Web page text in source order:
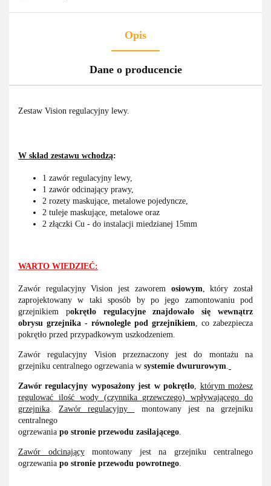
Opis
Dane o producencie
Zestaw Vision regulacyjny lewy.
W skład zestawu wchodzą:
1 zawór regulacyjny lewy,
1 zawór odcinający prawy,
2 rozety maskujące, metalowe pojedyncze,
2 tuleje maskujące, metalowe oraz
2 złączki Cu - do instalacji miedzianej 15mm
WARTO WIEDZIEĆ:
Zawór regulacyjny Vision jest zaworem osiowym, który został
zaprojektowany w taki sposób by po jego zamontowaniu pod
grzejnikiem pokrętło regulacyjne znajdowało się wewnątrz
obrysu grzejnika - równolegle pod grzejnikiem, co zabezpiecza
pokrętło przed przypadkowym uszkodzeniem.
Zawór regulacyjny Vision przeznaczony jest do montażu na
grzejniku centralnego ogrzewania w systemie dwururowym.
Zawór regulacyjny wyposażony jest w pokrętło, którym możesz
regulować ilość wody (czynnika grzewczego) wpływającego do
grzejnika.Zawór regulacyjny
montowany jest na grzejniku
centralnego
ogrzewania po stronie przewodu zasilającego.
Zawór odcinającymontowany jest na grzejniku centralnego
ogrzewania po stronie przewodu powrotnego.